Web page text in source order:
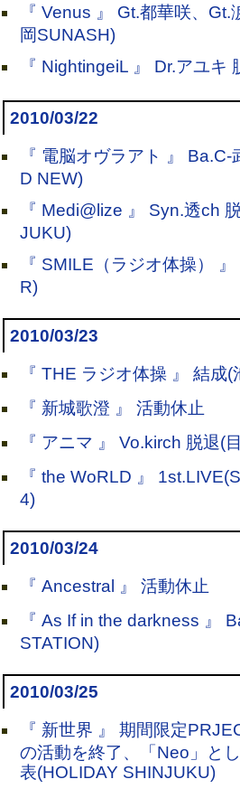
『 Venus 』 Gt.都華咲、
岡SUNASH)
『 NightingeiL 』 Dr.アユキ
2010/03/22
『 電脳オヴラアト 』
D NEW)
『 Medi@lize 』 Syn.透ch
JUKU)
『 SMILE（ラジオ体操）
R)
2010/03/23
『 THE ラジオ体操 』 結成
『 新城歌澄 』 活動休止
『 アニマ 』 Vo.kirch 脱退(
『 the WoRLD 』
4)
2010/03/24
『 Ancestral 』 活動休止
『 As If in the darkness 』
STATION)
2010/03/25
『 新世界 』 期間限定
の活動を終了、「Neo」と
表(HOLIDAY SHINJUKU)